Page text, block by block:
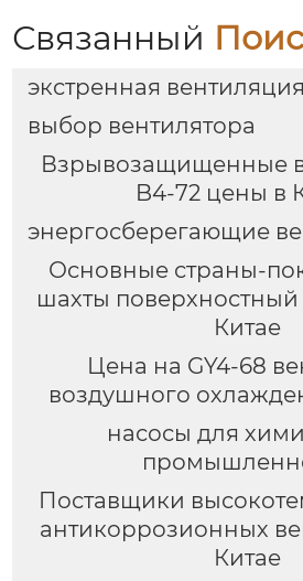
Связанный
экстренная вентиляция
выбор вентилятора
Взрывозащищенные
B4-72 цены в
энергосберегающие
Основные страны-
шахты поверхностный
Китае
Цена на GY4-68
воздушного
насосы для
Поставщики
антикоррозионных
Китае